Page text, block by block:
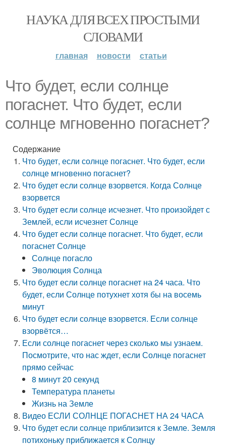
НАУКА ДЛЯ ВСЕХ ПРОСТЫМИ
СЛОВАМИ
главная новости статьи
Что будет, если солнце
погаснет. Что будет, если
солнце мгновенно погаснет?
Содержание
Что будет, если солнце погаснет. Что будет, если
солнце мгновенно погаснет?
Что будет если солнце взорвется. Когда Солнце
взорвется
Что будет если солнце исчезнет. Что произойдет с
Землей, если исчезнет Солнце
Что будет если солнце погаснет. Что будет, если
погаснет Солнце
Солнце погасло
Эволюция Солнца
Что будет если солнце погаснет на 24 часа. Что
будет, если Солнце потухнет хотя бы на восемь
минут
Что будет если солнце взорвется. Если солнце
взорвётся…
Если солнце погаснет через сколько мы узнаем.
Посмотрите, что нас ждет, если Солнце погаснет
прямо сейчас
8 минут 20 секунд
Температура планеты
Жизнь на Земле
Видео ЕСЛИ СОЛНЦЕ ПОГАСНЕТ НА 24 ЧАСА
Что будет если солнце приблизится к Земле. Земля
потихоньку приближается к Солнцу